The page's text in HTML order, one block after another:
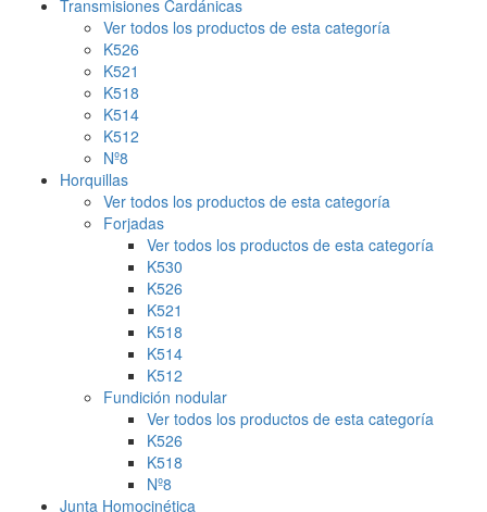
Transmisiones Cardánicas
Ver todos los productos de esta categoría
K526
K521
K518
K514
K512
Nº8
Horquillas
Ver todos los productos de esta categoría
Forjadas
Ver todos los productos de esta categoría
K530
K526
K521
K518
K514
K512
Fundición nodular
Ver todos los productos de esta categoría
K526
K518
Nº8
Junta Homocinética